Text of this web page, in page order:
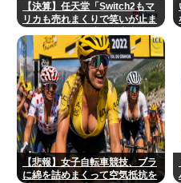
【決算】任天堂「Switch2もマ
リカも売れまくりで笑いが止ま
前年同期比2.2倍の2061億円に
【悲報】女子自転車競技、ブラ
に綿を詰めまくって空気抵抗を